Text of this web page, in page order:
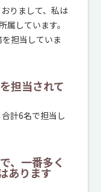
りまして、私は
しています。
担当していま
担当されて
計6名で担当し
、一番多く
あります